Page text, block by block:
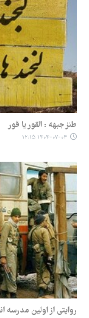
طنز جبهه : القور یا قور
۱۴۰۴-۰۷-۰۳ ۱۲:۱۵
روایتی از اولین